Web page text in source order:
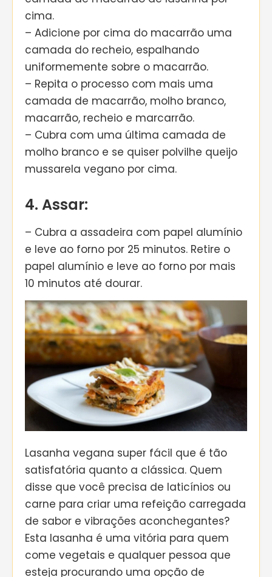
cima.
– Adicione por cima do macarrão uma
camada do recheio, espalhando
uniformemente sobre o macarrão.
– Repita o processo com mais uma
camada de macarrão, molho branco,
macarrão, recheio e marcarrão.
– Cubra com uma última camada de
molho branco e se quiser polvilhe queijo
mussarela vegano por cima.
4. Assar:
– Cubra a assadeira com papel alumínio
e leve ao forno por 25 minutos. Retire o
papel alumínio e leve ao forno por mais
10 minutos até dourar.
Lasanha vegana super fácil que é tão
satisfatória quanto a clássica. Quem
disse que você precisa de laticínios ou
carne para criar uma refeição carregada
de sabor e vibrações aconchegantes?
Esta lasanha é uma vitória para quem
come vegetais e qualquer pessoa que
esteja procurando uma opção de